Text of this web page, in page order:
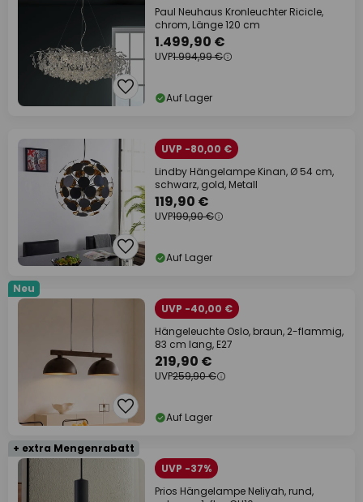
Paul Neuhaus Kronleuchter Ricicle,
chrom, Länge 120 cm
1.499,90 €
UVP1.994,99 €
Auf Lager
UVP -80,00 €
Lindby Hängelampe Kinan, Ø 54 cm,
schwarz, gold, Metall
119,90 €
UVP199,90 €
Auf Lager
Neu
UVP -40,00 €
Hängeleuchte Oslo, braun, 2-flammig,
83 cm lang, E27
219,90 €
UVP259,90 €
Auf Lager
+ extra Mengenrabatt
UVP -37%
Prios Hängelampe Neliyah, rund,